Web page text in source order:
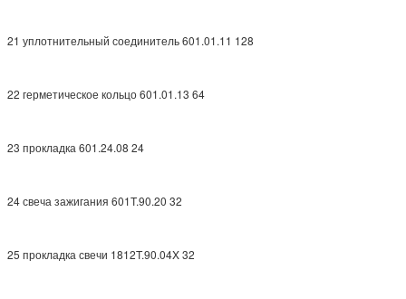
21 уплотнительный соединитель 601.01.11 128
22 герметическое кольцо 601.01.13 64
23 прокладка 601.24.08 24
24 свеча зажигания 601T.90.20 32
25 прокладка свечи 1812T.90.04X 32